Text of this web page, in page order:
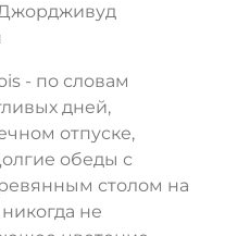
- по словам
дней,
отпуске,
обеды с
столом на
не